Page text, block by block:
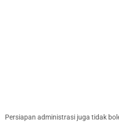
Persiapan administrasi juga tidak